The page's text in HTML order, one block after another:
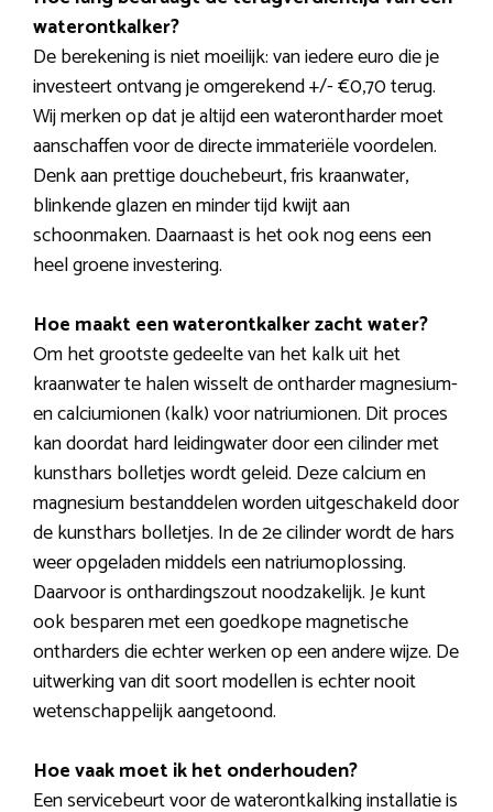
waterontkalker?
De berekening is niet moeilijk: van iedere euro die je
investeert ontvang je omgerekend +/- €0,70 terug.
Wij merken op dat je altijd een waterontharder moet
aanschaffen voor de directe immateriële voordelen.
Denk aan prettige douchebeurt, fris kraanwater,
blinkende glazen en minder tijd kwijt aan
schoonmaken. Daarnaast is het ook nog eens een
heel groene investering.
Hoe maakt een waterontkalker zacht water?
Om het grootste gedeelte van het kalk uit het
kraanwater te halen wisselt de ontharder magnesium-
en calciumionen (kalk) voor natriumionen. Dit proces
kan doordat hard leidingwater door een cilinder met
kunsthars bolletjes wordt geleid. Deze calcium en
magnesium bestanddelen worden uitgeschakeld door
de kunsthars bolletjes. In de 2e cilinder wordt de hars
weer opgeladen middels een natriumoplossing.
Daarvoor is onthardingszout noodzakelijk. Je kunt
ook besparen met een goedkope magnetische
ontharders die echter werken op een andere wijze. De
uitwerking van dit soort modellen is echter nooit
wetenschappelijk aangetoond.
Hoe vaak moet ik het onderhouden?
Een servicebeurt voor de waterontkalking installatie is